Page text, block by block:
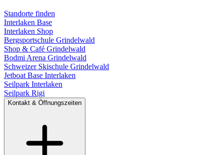
Standorte finden
Interlaken Base
Interlaken Shop
Bergsportschule Grindelwald
Shop & Café Grindelwald
Bodmi Arena Grindelwald
Schweizer Skischule Grindelwald
Jetboat Base Interlaken
Seilpark Interlaken
Seilpark Rigi
Kontakt & Öffnungszeiten